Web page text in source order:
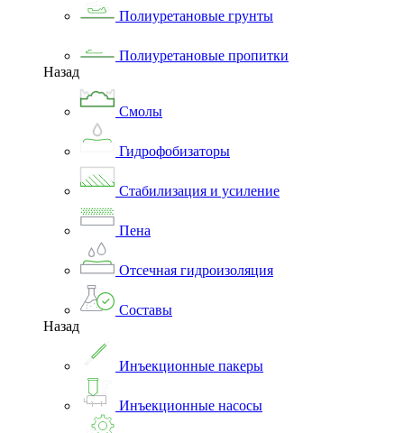
Полиуретановые грунты
Полиуретановые пропитки
Назад
Смолы
Гидрофобизаторы
Стабилизация и усиление
Пена
Отсечная гидроизоляция
Составы
Назад
Инъекционные пакеры
Инъекционные насосы